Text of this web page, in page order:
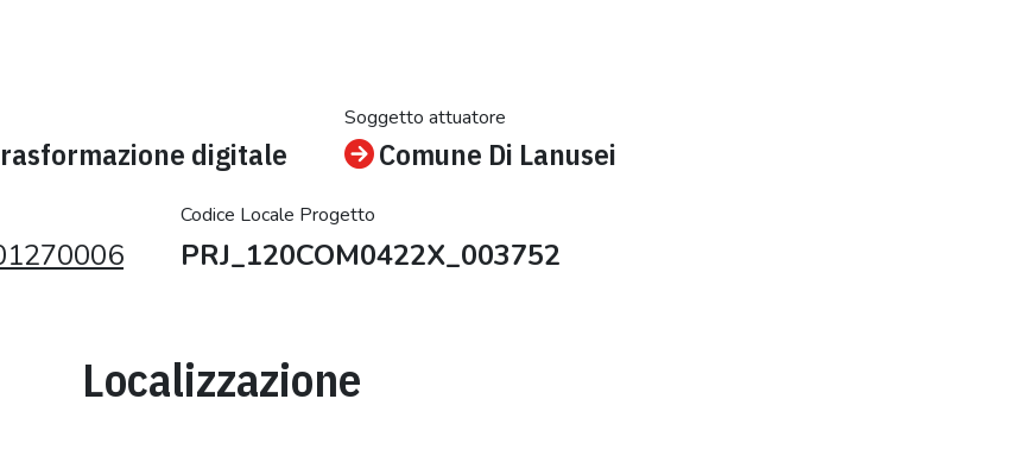
digitale
Soggetto attuatore
Comune Di Lanusei
Codice Locale Progetto
PRJ_120COM0422X_003752
Localizzazione